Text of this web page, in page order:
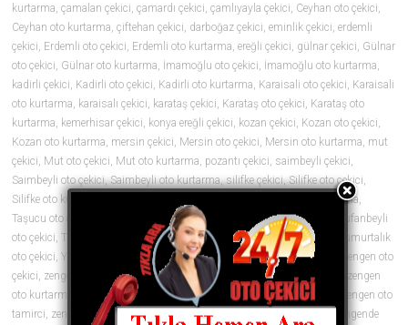
kurtarma,çamalan çekici,çamardı çekici,çamlıyayla çekici, Ceyhan oto çekici,
Ceyhan oto kurtarma,çiftehan çekici, darboğaz çekici,eminlik çekici,erdemli
çekici, Erdemli oto çekici, Erdemli oto kurtarma,ereğli çekici, gülnar çekici, Gülnar
oto çekici, Gülnar oto kurtarma, İmamoğlu oto çekici, İmamoğlu oto kurtarma,
kadirli çekici, Kadirli oto çekici, Kadirli oto kurtarma, Karaisali oto çekici, Karaisali
oto kurtarma, karaisalı çekici, karataş çekici, Karataş oto çekici, Karataş oto
kurtarma, kemerhisar çekici, konya ereğli çekici, kozan çekici, Kozan oto çekici,
Kozan oto kurtarma, mersin çekici, Mersin oto çekici, Mersin oto kurtarma, mut
çekici, Mut oto çekici, Mut oto kurtarma, pozantı çekici, saimbeyli çekici,
Saimbeyli oto çekici,Saimbeyli oto kurtarma,silifke çekici,Silifke oto çekici,
Silifke oto kurtarma
Tarsus oto kurtarma,
Taşucu oto çekici
Taşucu oto kurtarma,tekir çekici tufanbeyli çekici
Tufanbeyli
oto çekici,Tufanbeyli oto kurtarma, ulukışla çekici,yumurtalık çekici
Yumurtalık
oto çekici,Yumurtalık oto kurtarma ,zengen araç çekici,zengen çekici
zengen oto
çekici, zengen oto çekiciler, zengen oto kurtarıcı zengen oto kurtarıcılar
zengen
oto kurtarma
zengen oto lastik ,zengen oto lastikçi , zengen oto tamir
zengen oto
tamirci, zengen oto yol yardımı, zengen yol yardım zengende çekici
zengende